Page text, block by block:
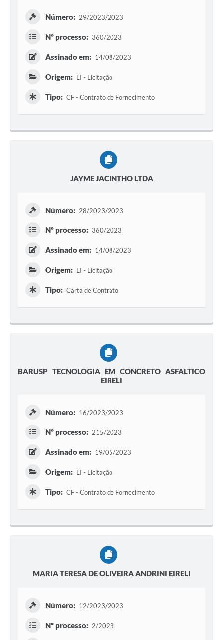
Número: 29/2023/2023
Nº processo: 360/2023
Assinado em: 14/08/2023
Origem: LI - Licitação
Tipo: CF - Contrato de Fornecimento
JAYME JACINTHO LTDA
Número: 28/2023/2023
Nº processo: 360/2023
Assinado em: 14/08/2023
Origem: LI - Licitação
Tipo: Carta de Contrato
BARUSP TECNOLOGIA EM CONCRETO ASFALTICO
EIRELI
Número: 16/2023/2023
Nº processo: 215/2023
Assinado em: 19/05/2023
Origem: LI - Licitação
Tipo: CF - Contrato de Fornecimento
MARIA TERESA DE OLIVEIRA ANDRINI EIRELI
Número: 12/2023/2023
Nº processo: 2/2023